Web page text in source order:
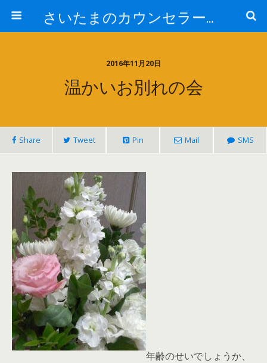
さいたまのカウンセラー日記
2016年11月20日
温かいお別れの会
Share Tweet Pin Mail SMS
年齢のせいでしょうか、